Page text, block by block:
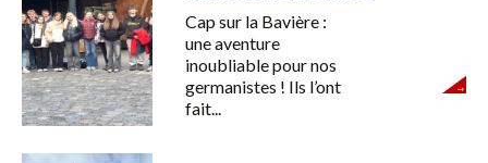
Cap sur la Bavière :
une aventure
inoubliable pour nos
germanistes ! Ils l’ont
fait...